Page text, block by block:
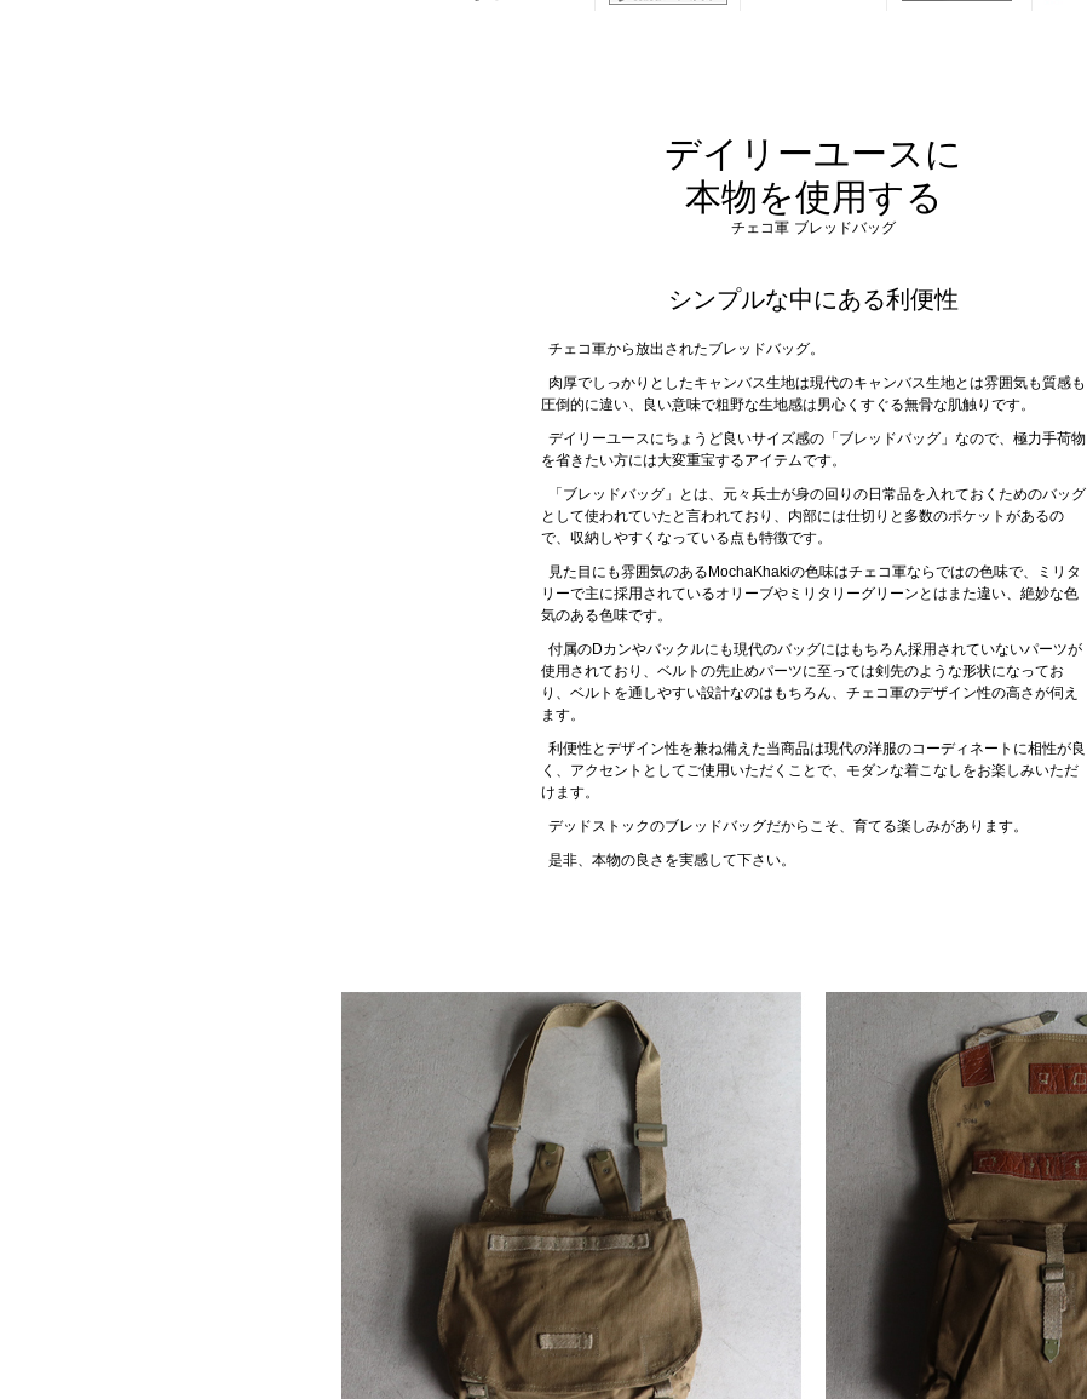
デイリーユースに
本物を使用する
チェコ軍 ブレッドバッグ
シンプルな中にある利便性
チェコ軍から放出されたブレッドバッグ。
肉厚でしっかりとしたキャンバス生地は現代のキャンバス生地とは雰囲気も質感も
圧倒的に違い、良い意味で粗野な生地感は男心くすぐる無骨な肌触りです。
デイリーユースにちょうど良いサイズ感の「ブレッドバッグ」なので、極力手荷物
を省きたい方には大変重宝するアイテムです。
「ブレッドバッグ」とは、元々兵士が身の回りの日常品を入れておくためのバッグ
として使われていたと言われており、内部には仕切りと多数のポケットがあるの
で、収納しやすくなっている点も特徴です。
見た目にも雰囲気のあるMochaKhakiの色味はチェコ軍ならではの色味で、ミリタ
リーで主に採用されているオリーブやミリタリーグリーンとはまた違い、絶妙な色
気のある色味です。
付属のDカンやバックルにも現代のバッグにはもちろん採用されていないパーツが
使用されており、ベルトの先止めパーツに至っては剣先のような形状になってお
り、ベルトを通しやすい設計なのはもちろん、チェコ軍のデザイン性の高さが伺え
ます。
利便性とデザイン性を兼ね備えた当商品は現代の洋服のコーディネートに相性が良
く、アクセントとしてご使用いただくことで、モダンな着こなしをお楽しみいただ
けます。
デッドストックのブレッドバッグだからこそ、育てる楽しみがあります。
是非、本物の良さを実感して下さい。